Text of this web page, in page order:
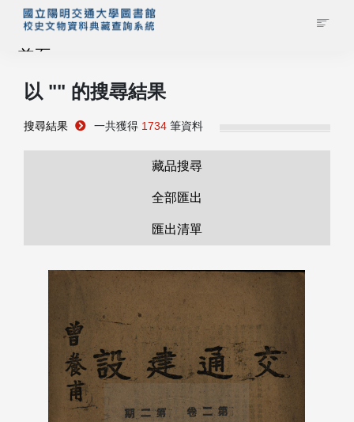
首頁
藏品查詢
管理者登入
以 "" 的搜尋結果
搜尋結果 一共獲得 1734 筆資料
藏品搜尋
全部匯出
匯出清單